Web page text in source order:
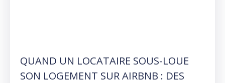
QUAND UN LOCATAIRE SOUS-LOUE
SON LOGEMENT SUR AIRBNB : DES